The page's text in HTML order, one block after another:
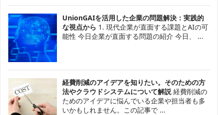
UnionGAIを活用した企業の問題解決：実践的
な視点から 1. 現代企業が直面する課題とAIの可
能性 今日企業が直面する問題の紹介 今日、 ...
経費削減のアイデアを知りたい。そのための方
法やクラウドシステムについて解説 経費削減の
ためのアイデアに悩んでいる企業や担当者も多
いかもしれません。この記事で ...